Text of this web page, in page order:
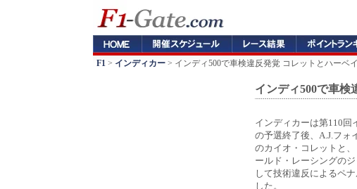
F1 > インディカー > インディ500で車検違反発覚 コレットとハーベ
インディ500で車検
インディカーは第110回
の予選終了後、A.J.フォ
のカイオ・コレットと
ールド・レーシングの
して技術違反によるペ
した。